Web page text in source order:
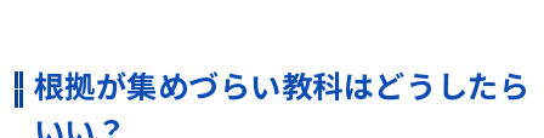
根拠が集めづらい教科はどうしたら